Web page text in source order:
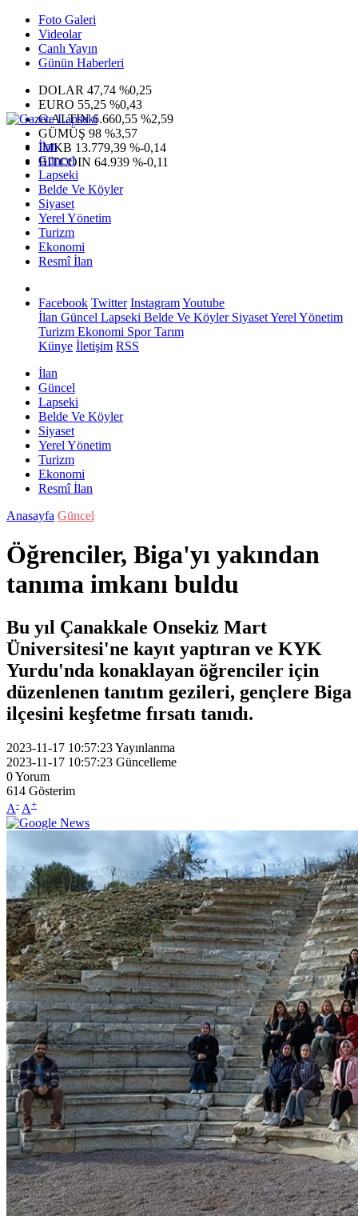
Foto Galeri
Videolar
Canlı Yayın
Günün Haberleri
DOLAR 47,74 %0,25
EURO 55,25 %0,43
G.ALTIN6.660,55 %2,59
GÜMÜŞ 98 %3,57
IMKB 13.779,39 %-0,14
BITCOIN 64.939 %-0,11
İlan
Güncel
Lapseki
Belde Ve Köyler
Siyaset
Yerel Yönetim
Turizm
Ekonomi
Resmî İlan
Facebook Twitter InstagramYoutube
İlan Güncel Lapseki Belde Ve KöylerSiyasetYerel Yönetim
Turizm Ekonomi SporTarım
Künye İletişim RSS
İlan
Güncel
Lapseki
Belde Ve Köyler
Siyaset
Yerel Yönetim
Turizm
Ekonomi
Resmî İlan
Anasayfa Güncel
Öğrenciler, Biga'yı yakından
tanıma imkanı buldu
Bu yıl Çanakkale Onsekiz Mart
Üniversitesi'ne kayıt yaptıran ve KYK
Yurdu'nda konaklayan öğrenciler için
düzenlenen tanıtım gezileri, gençlere Biga
ilçesini keşfetme fırsatı tanıdı.
2023-11-17 10:57:23Yayınlanma
2023-11-17 10:57:23 Güncelleme
0Yorum
614 Gösterim
A- A+